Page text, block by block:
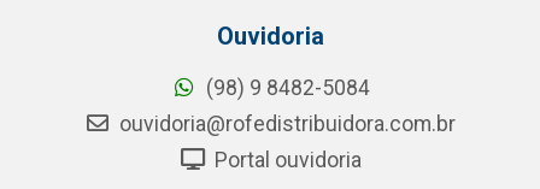
Ouvidoria
(98) 9 8482-5084
ouvidoria@rofedistribuidora.com.br
Portal ouvidoria